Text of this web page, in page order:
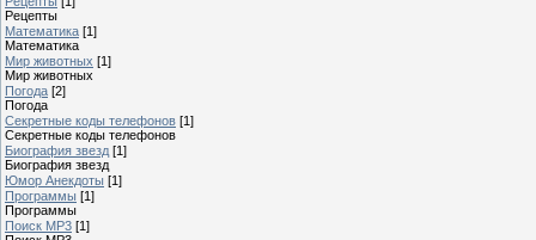
Рецепты
Математика [1]
Математика
Мир животных [1]
Мир животных
Погода [2]
Погода
Секретные коды телефонов [1]
Секретные коды телефонов
Биография звезд [1]
Биография звезд
Юмор Анекдоты [1]
Программы [1]
Программы
Поиск MP3 [1]